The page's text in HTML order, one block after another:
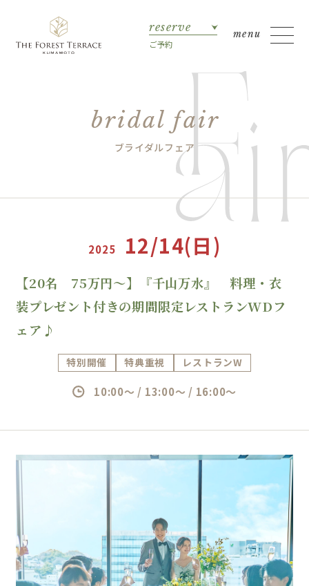
reserve
ご予約
bridal fair
ブライダルフェア
2025 12/14(日)
【20名 75万円～】『千山万水』 料理・衣
装プレゼント付きの期間限定レストランWDフ
ェア♪
特別開催 特典重視 レストランW
10:00～ / 13:00～ / 16:00～